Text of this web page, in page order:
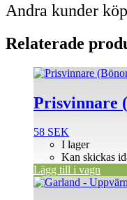
Andra kunder
Relaterade
Prisvinnare
58 SEK
I lager
Kan skickas
Lägg till i vagn